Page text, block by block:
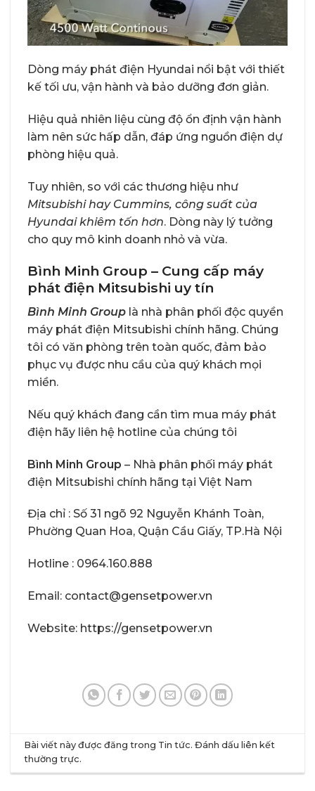
Dòng máy phát điện Hyundai nổi bật với thiết
kế tối ưu, vận hành và bảo dưỡng đơn giản.
Hiệu quả nhiên liệu cùng độ ổn định vận hành
làm nên sức hấp dẫn, đáp ứng nguồn điện dự
phòng hiệu quả.
Tuy nhiên, so với các thương hiệu như
Mitsubishi hay Cummins, công suất của
Hyundai khiêm tốn hơn. Dòng này lý tưởng
cho quy mô kinh doanh nhỏ và vừa.
Bình Minh Group – Cung cấp máy
phát điện Mitsubishi uy tín
Bình Minh Group là nhà phân phối độc quyền
máy phát điện Mitsubishi chính hãng. Chúng
tôi có văn phòng trên toàn quốc, đảm bảo
phục vụ được nhu cầu của quý khách mọi
miền.
Nếu quý khách đang cần tìm mua máy phát
điện hãy liên hệ hotline của chúng tôi
Bình Minh Group – Nhà phân phối máy phát
điện Mitsubishi chính hãng tại Việt Nam
Địa chỉ : Số 31 ngõ 92 Nguyễn Khánh Toàn,
Phường Quan Hoa, Quận Cầu Giấy, TP.Hà Nội
Hotline : 0964.160.888
Email: contact@gensetpower.vn
Website: https://gensetpower.vn
Bài viết này được đăng trong Tin tức. Đánh dấu liên kết
thường trực.